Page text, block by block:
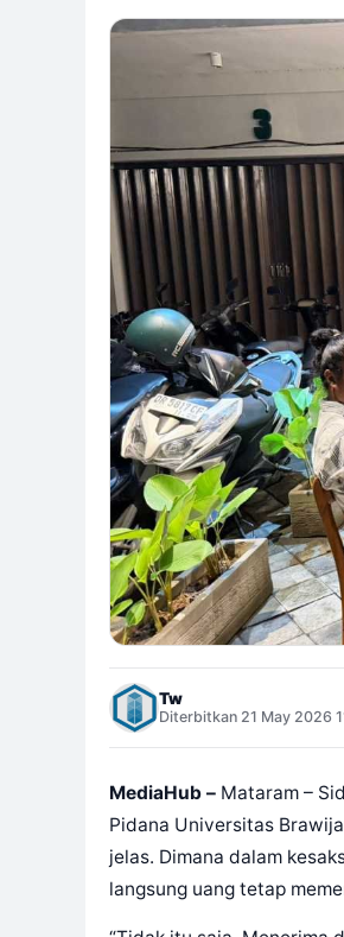
Tw
Diterbitkan 21 May 2026
MediaHub – Mataram –
Pidana Universitas
jelas. Dimana dalam
langsung uang tetap